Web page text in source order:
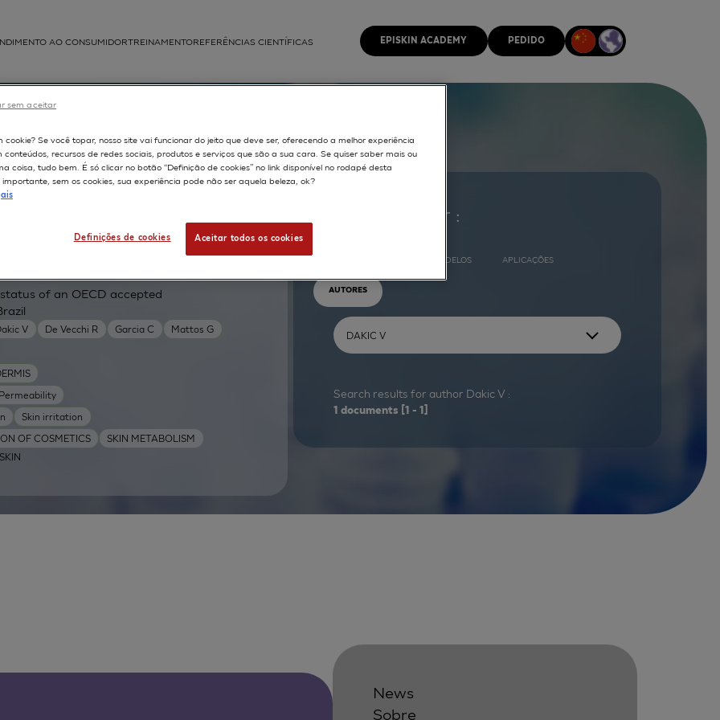
AO CONSUMIDORTREINAMENTOREFERÊNCIAS CIENTÍFICAS EPISKIN ACADEMY PEDIDO
V De Vecchi R Garcia C
Mattos G
Permeability
Skin irritation
OF COSMETICS SKIN METABOLISM
of an OECD accepted
Procurar por :
MODELOS APLICAÇÕES
AUTORES
Search results for author Dakic V :
1 documents [1 - 1]
News
Sobre
cookie? Se você topar, nosso site vai funcionar do jeito que deve ser, oferecendo a melhor experiência
conteúdos, recursos de redes sociais, produtos e serviços que são a sua cara. Se quiser saber mais ou
coisa, tudo bem. É só clicar no botão “Definição de cookies” no link disponível no rodapé desta
sem os cookies, sua experiência pode não ser aquela beleza, ok?
Definições de cookies Aceitar todos os cookies
sem aceitar